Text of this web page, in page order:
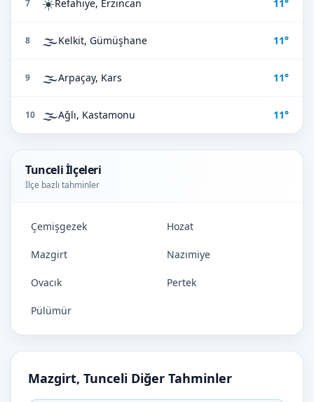
7 Refahiye, Erzincan 11°
8 🌫️Kelkit, Gümüşhane 11°
9 🌫️Arpaçay, Kars 11°
10 🌫️Ağlı, Kastamonu 11°
Tunceli İlçeleri
İlçe bazlı tahminler
Çemişgezek Hozat
Mazgirt Nazımiye
Ovacık Pertek
Pülümür
Mazgirt, Tunceli Diğer Tahminler